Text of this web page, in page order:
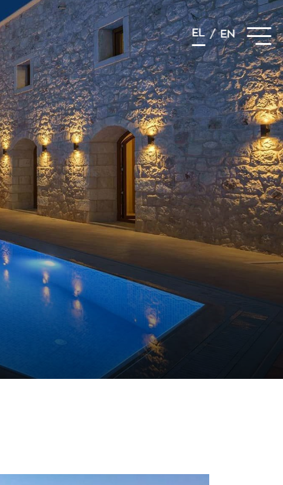
EL / EN
ΠΥΡΓΟΣ ΜΑΡΟΥΛΑ
ΠΕΡΙΣΣΟΤΕΡΑ